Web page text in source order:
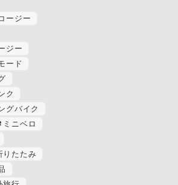
ージー
ジー
ード
ク
グバイク
ミニベロ
りたたみ